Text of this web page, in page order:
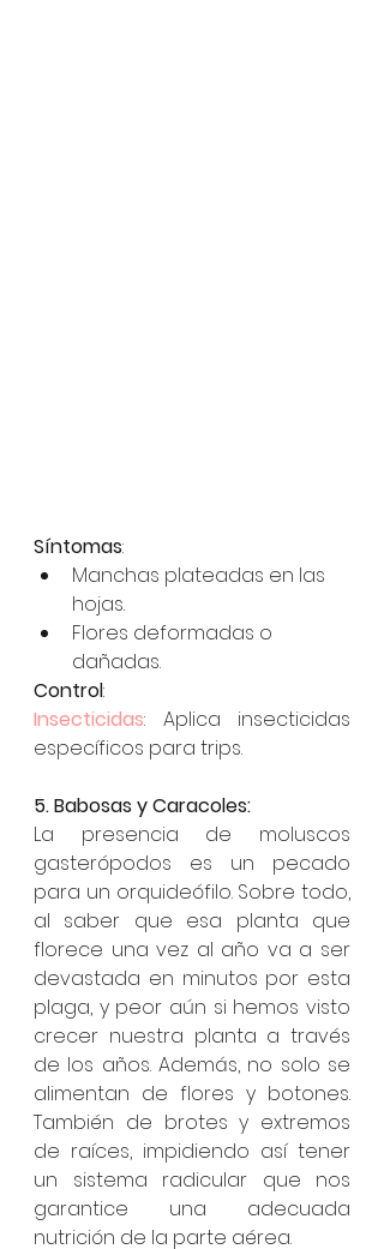
Síntomas:
Manchas plateadas en las
hojas.
Flores deformadas o
dañadas.
Control:
Insecticidas: Aplica insecticidas
específicos para trips.
5. Babosas y Caracoles:
La presencia de moluscos
gasterópodos es un pecado
para un orquideófilo. Sobre todo,
al saber que esa planta que
florece una vez al año va a ser
devastada en minutos por esta
plaga, y peor aún si hemos visto
crecer nuestra planta a través
de los años. Además, no solo se
alimentan de flores y botones.
También de brotes y extremos
de raíces, impidiendo así tener
un sistema radicular que nos
garantice una adecuada
nutrición de la parte aérea.